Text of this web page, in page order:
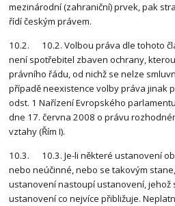
mezinárodní (zahraniční) prvek, pak
řídí českým právem.
10.2. 10.2. Volbou práva dle tohoto
není spotřebitel zbaven ochrany,
právního řádu, od nichž se nelze
případě neexistence volby práva jinak
odst. 1 Nařízení Evropského
dne 17. června 2008 o právu
vztahy (Řím I).
10.3. 10.3. Je-li některé ustanovení
nebo neúčinné, nebo se takovým
ustanovení nastoupí ustanovení, jehož
ustanovení co nejvíce přibližuje.